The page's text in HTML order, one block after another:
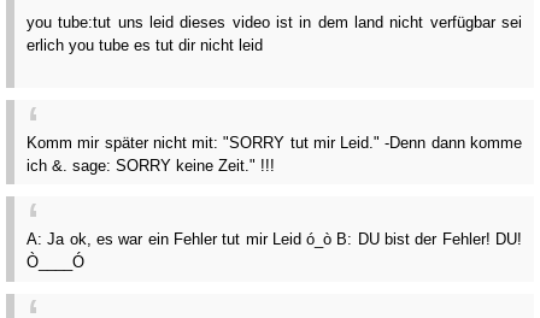
you tube:tut uns leid dieses video ist in dem land nicht verfügbar sei
erlich you tube es tut dir nicht leid
Komm mir später nicht mit: "SORRY tut mir Leid." -Denn dann komme
ich &. sage: SORRY keine Zeit." !!!
A: Ja ok, es war ein Fehler tut mir Leid ó_ò B: DU bist der Fehler! DU!
Ò____Ó